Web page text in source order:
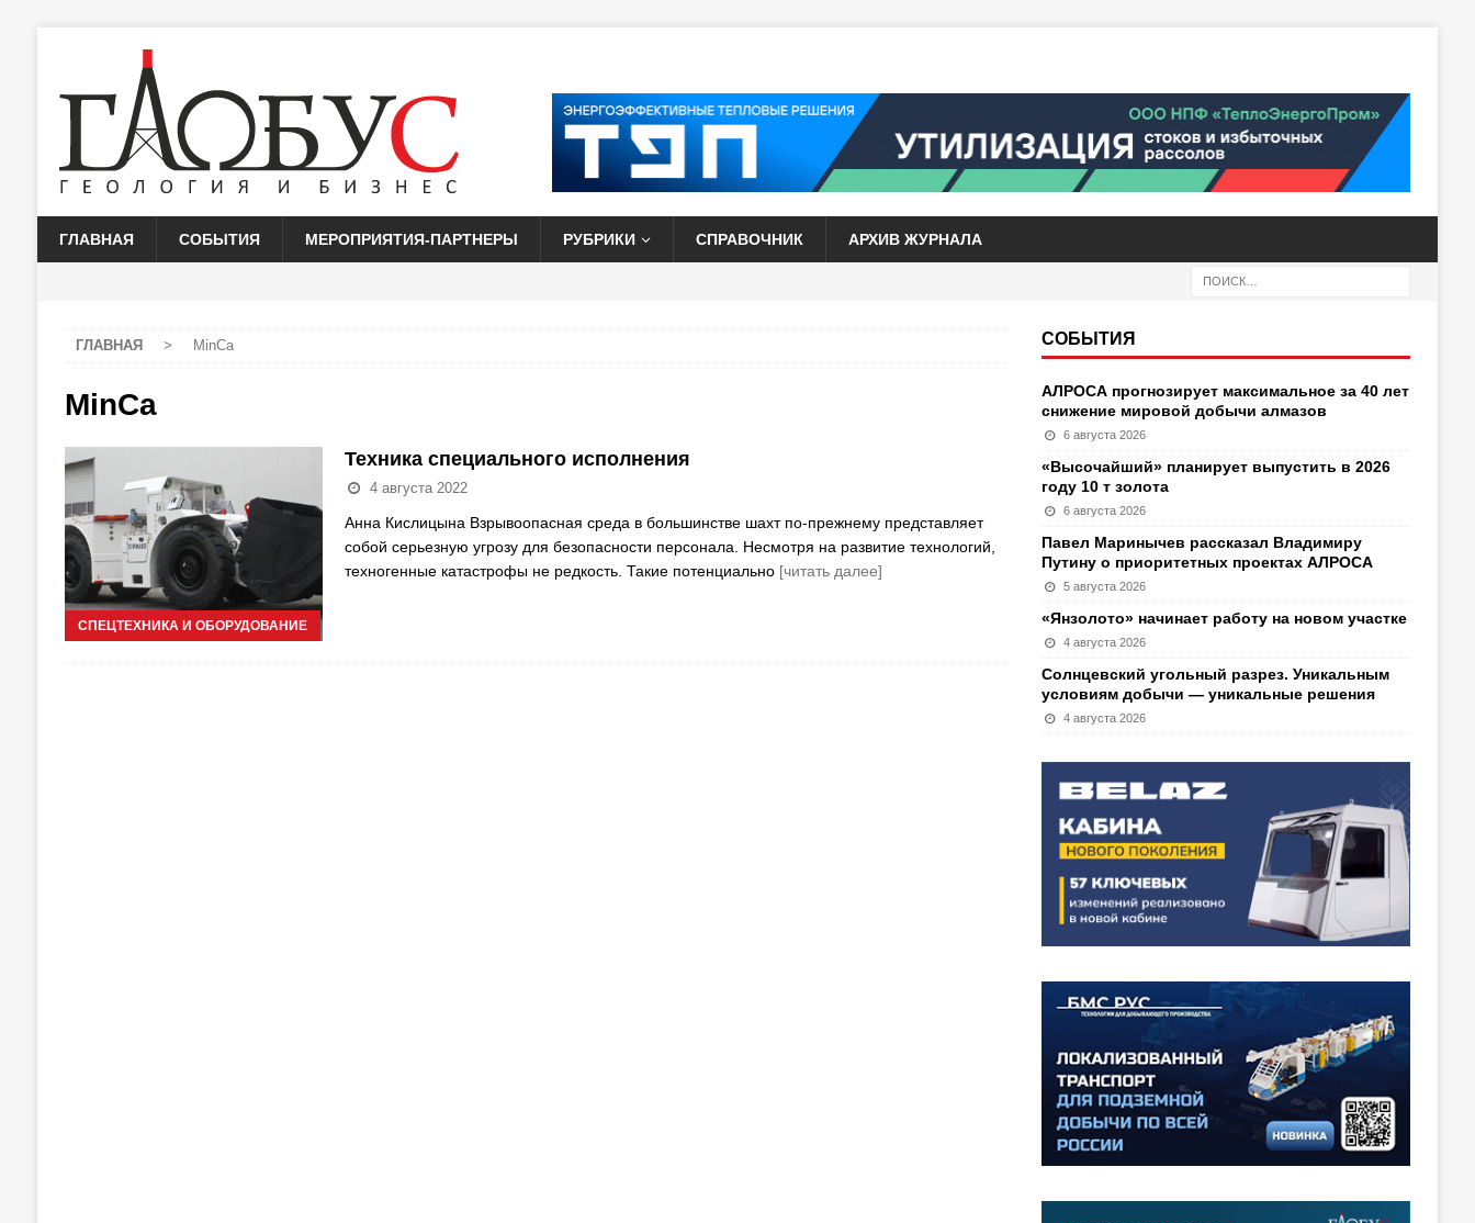
ГЛАВНАЯ СОБЫТИЯ МЕРОПРИЯТИЯ-ПАРТНЕРЫ РУБРИКИ СПРАВОЧНИК АРХИВ ЖУРНАЛА
ГЛАВНАЯ > MinCa
MinCa
СПЕЦТЕХНИКА И ОБОРУДОВАНИЕ
Техника специального исполнения
4 августа 2022
Анна Кислицына Взрывоопасная среда в большинстве шахт по-прежнему представляет
собой серьезную угрозу для безопасности персонала. Несмотря на развитие технологий,
техногенные катастрофы не редкость. Такие потенциально [читать далее]
СОБЫТИЯ
АЛРОСА прогнозирует максимальное за 40 лет
снижение мировой добычи алмазов
6 августа 2026
«Высочайший» планирует выпустить в 2026
году 10 т золота
6 августа 2026
Павел Маринычев рассказал Владимиру
Путину о приоритетных проектах АЛРОСА
5 августа 2026
«Янзолото» начинает работу на новом участке
4 августа 2026
Солнцевский угольный разрез. Уникальным
условиям добычи — уникальные решения
4 августа 2026